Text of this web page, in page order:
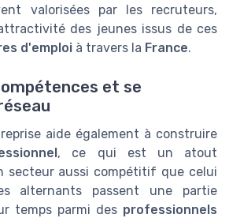
valorisées par les recruteurs,
des jeunes issus de ces
d'emploi à travers la France.
et se
aide également à construire
, ce qui est un atout
secteur aussi compétitif que celui
alternants passent une partie
temps parmi des professionnels